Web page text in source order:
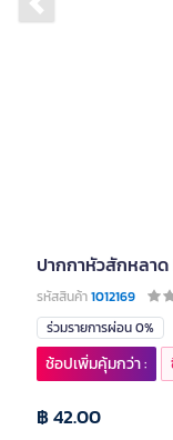
ปากกาหัวสักหลา
รหัสสินค้า1012169
ร่วมรายการผ่อน 0%
฿ 42.00
ช้อปเพิ่มคุ้มกว่า :